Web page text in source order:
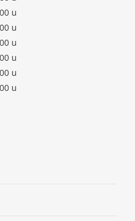
u
u
u
u
u
u